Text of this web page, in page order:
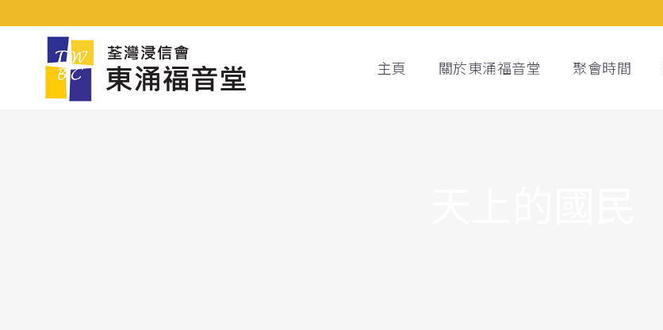
主頁 關於東涌福音堂 聚會時間